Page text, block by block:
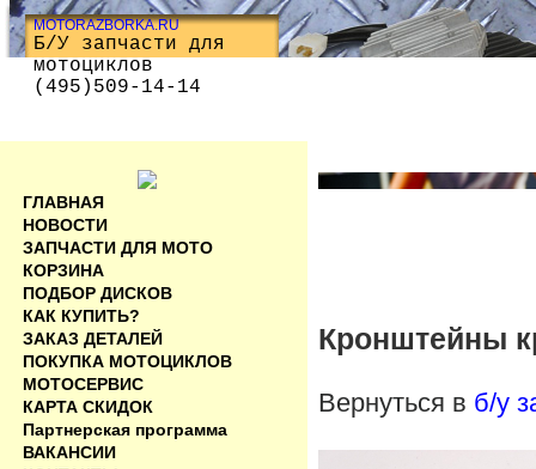
MOTORAZBORKA.RU
Б/У запчасти для
мотоциклов
(495)509-14-14
Кронштейны
Вернуться в б/у
ГЛАВНАЯ
НОВОСТИ
ЗАПЧАСТИ ДЛЯ МОТО
КОРЗИНА
ПОДБОР ДИСКОВ
КАК КУПИТЬ?
ЗАКАЗ ДЕТАЛЕЙ
ПОКУПКА МОТОЦИКЛОВ
МОТОСЕРВИС
КАРТА СКИДОК
Партнерская программа
ВАКАНСИИ